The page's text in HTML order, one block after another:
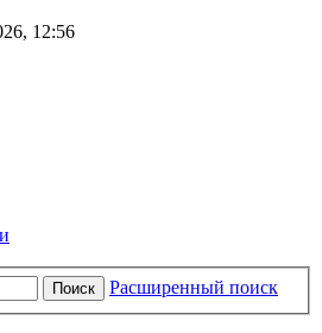
12:56
Поиск
Расширенный поиск